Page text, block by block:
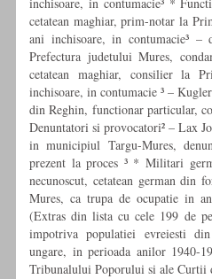
cetatean maghiar, prim-notar la
ani inchisoare, in contumacie³
Prefectura judetului Mures,
cetatean maghiar, consilier la
inchisoare, in contumacie ³ –
din Reghin, functionar particular,
Denuntatori si provocatori² – Lax
in municipiul Targu-Mures,
prezent la proces ³ * Militari
necunoscut, cetatean german din
Mures, ca trupa de ocupatie in
(Extras din lista cu cele 199 de
impotriva populatiei evreiesti
ungare, in perioada anilor 1940-
Tribunalului Poporului si ale Curtii